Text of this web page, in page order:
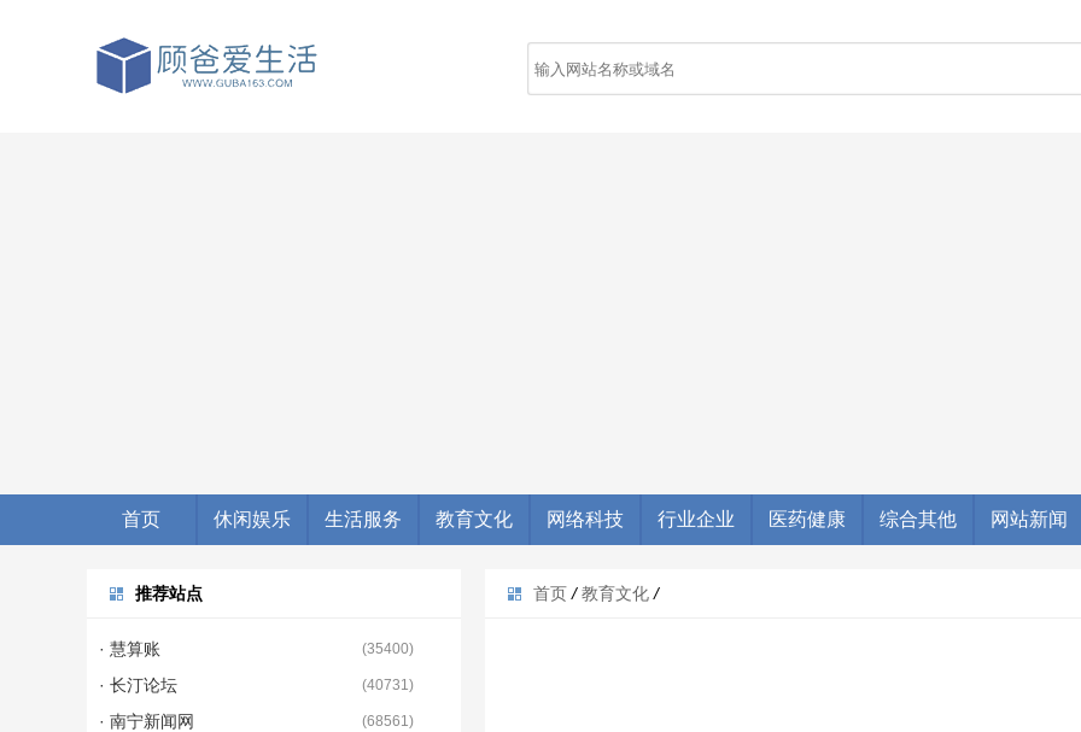
首页 休闲娱乐 生活服务 教育文化 网络科技 行业企业 医药健康 综合其他 网站新闻
首页 / 教育文化 /
推荐站点
· 慧算账 (35400)
· 长汀论坛 (40731)
· 南宁新闻网 (68561)